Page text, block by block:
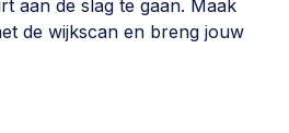
vergroenen, SDG >
aan de slag te gaan. Maak
de wijkscan en breng jouw